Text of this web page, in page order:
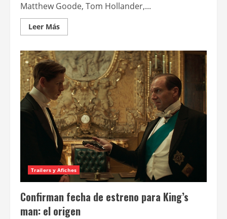
Matthew Goode, Tom Hollander,...
Leer MásLeer
más
Nuevo
anticipo
de
King
´s
Man:
el
origen
Trailers y Afiches
Confirman fecha de estreno para King’s
man: el origen